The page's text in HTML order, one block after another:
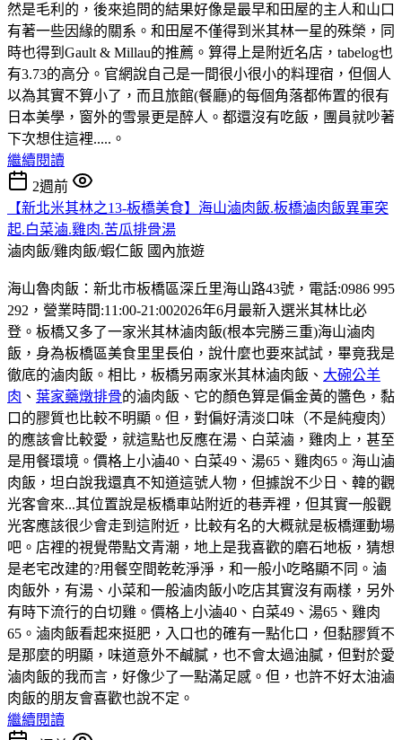
然是毛利的，後來追問的結果好像是最早和田屋的主人和山口
有著一些因緣的關系。和田屋不僅得到米其林一星的殊榮，同
時也得到Gault & Millau的推薦。算得上是附近名店，tabelog也
有3.73的高分。官網說自己是一間很小很小的料理宿，但個人
以為其實不算小了，而且旅館(餐廳)的每個角落都佈置的很有
日本美學，窗外的雪景更是醉人。都還沒有吃飯，團員就吵著
下次想住這裡.....。
繼續閱讀
2週前
【新北米其林之13-板橋美食】海山滷肉飯.板橋滷肉飯異軍突
起.白菜滷.雞肉.苦瓜排骨湯
滷肉飯/雞肉飯/蝦仁飯 國內旅遊
海山魯肉飯：新北市板橋區深丘里海山路43號，電話:0986 995
292，營業時間:11:00-21:002026年6月最新入選米其林比必
登。板橋又多了一家米其林滷肉飯(根本完勝三重)海山滷肉
飯，身為板橋區美食里里長伯，說什麼也要來試試，畢竟我是
徹底的滷肉飯。相比，板橋另兩家米其林滷肉飯、 大碗公羊
肉 、 葉家藥燉排骨的滷肉飯、它的顏色算是偏金黃的醬色，黏
口的膠質也比較不明顯。但，對偏好清淡口味（不是純瘦肉）
的應該會比較愛，就這點也反應在湯、白菜滷，雞肉上，甚至
是用餐環境。價格上小滷40、白菜49、湯65、雞肉65。海山滷
肉飯，坦白說我還真不知道這號人物，但據說不少日、韓的觀
光客會來...其位置說是板橋車站附近的巷弄裡，但其實一般觀
光客應該很少會走到這附近，比較有名的大概就是板橋運動場
吧。店裡的視覺帶點文青潮，地上是我喜歡的磨石地板，猜想
是老宅改建的?用餐空間乾乾淨淨，和一般小吃略顯不同。滷
肉飯外，有湯、小菜和一般滷肉飯小吃店其實沒有兩樣，另外
有時下流行的白切雞。價格上小滷40、白菜49、湯65、雞肉
65。滷肉飯看起來挺肥，入口也的確有一點化口，但黏膠質不
是那麼的明顯，味道意外不鹹膩，也不會太過油膩，但對於愛
滷肉飯的我而言，好像少了一點滿足感。但，也許不好太油滷
肉飯的朋友會喜歡也說不定。
繼續閱讀